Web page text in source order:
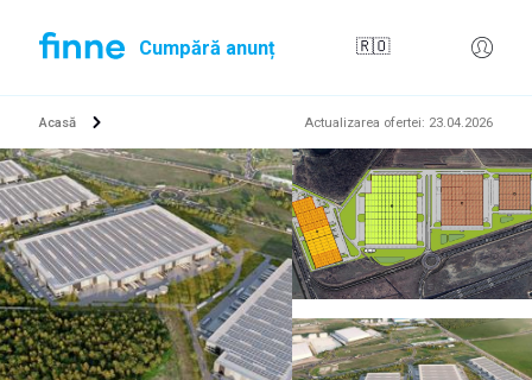
Cumpără anunț 🇷🇴
Acasă Actualizarea ofertei: 23.04.2026